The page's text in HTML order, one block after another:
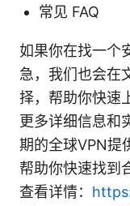
常见 FAQ
如果你在找一个
急，我们也会在
择，帮助你快速
更多详细信息和
期的全球VPN提
帮助你快速找到
查看详情：